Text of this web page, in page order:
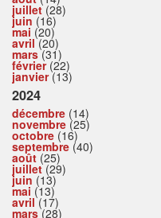
juillet(28)
juin (16)
mai (20)
avril(20)
mars(31)
février(22)
janvier(13)
2024
décembre (14)
novembre (25)
octobre (16)
septembre (40)
août (25)
juillet(29)
juin (13)
mai (13)
avril(17)
mars(28)